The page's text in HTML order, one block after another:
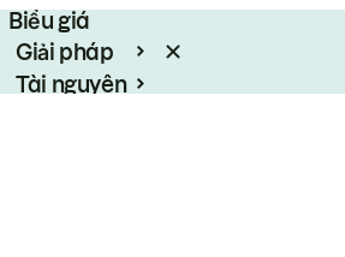
Biểu giá
Giải pháp
Tài nguyên